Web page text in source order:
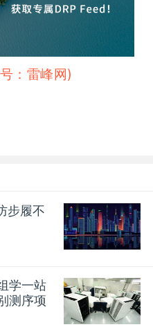
：雷峰网)
步履不
学一站
测序项